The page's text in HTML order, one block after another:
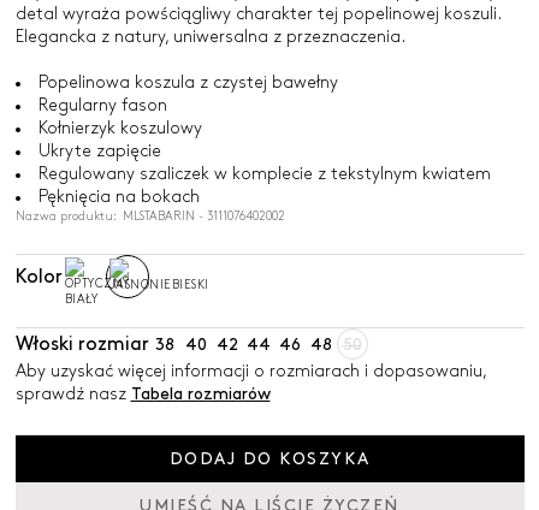
detal wyraża powściągliwy charakter tej popelinowej koszuli.
Elegancka z natury, uniwersalna z przeznaczenia.
Popelinowa koszula z czystej bawełny
Regularny fason
Kołnierzyk koszulowy
Ukryte zapięcie
Regulowany szaliczek w komplecie z tekstylnym kwiatem
Pęknięcia na bokach
Nazwa produktu: MLSTABARIN - 3111076402002
Kolor
Włoski rozmiar 38 40 42 44 46 48
50
Aby uzyskać więcej informacji o rozmiarach i dopasowaniu,
sprawdź nasz Tabela rozmiarów
DODAJ DO KOSZYKA
UMIEŚĆ NA LIŚCIE ŻYCZEŃ